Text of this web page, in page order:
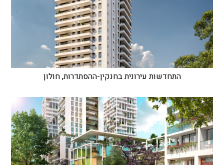
התחדשות עירונית בחנקין-ההסתדרות, חולון